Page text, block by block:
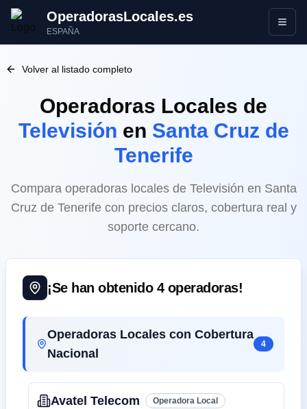
OperadorasLocales.es
ESPAÑA Abrir
Volver al listado completo
Operadoras Locales de
Televisión en Santa Cruz de
Tenerife
Compara operadoras locales de Televisión en Santa
Cruz de Tenerife con precios claros, cobertura real y
soporte cercano.
¡Se han obtenido 4operadoras!
Operadoras Locales con Cobertura
Nacional
4
Avatel Telecom Operadora Local